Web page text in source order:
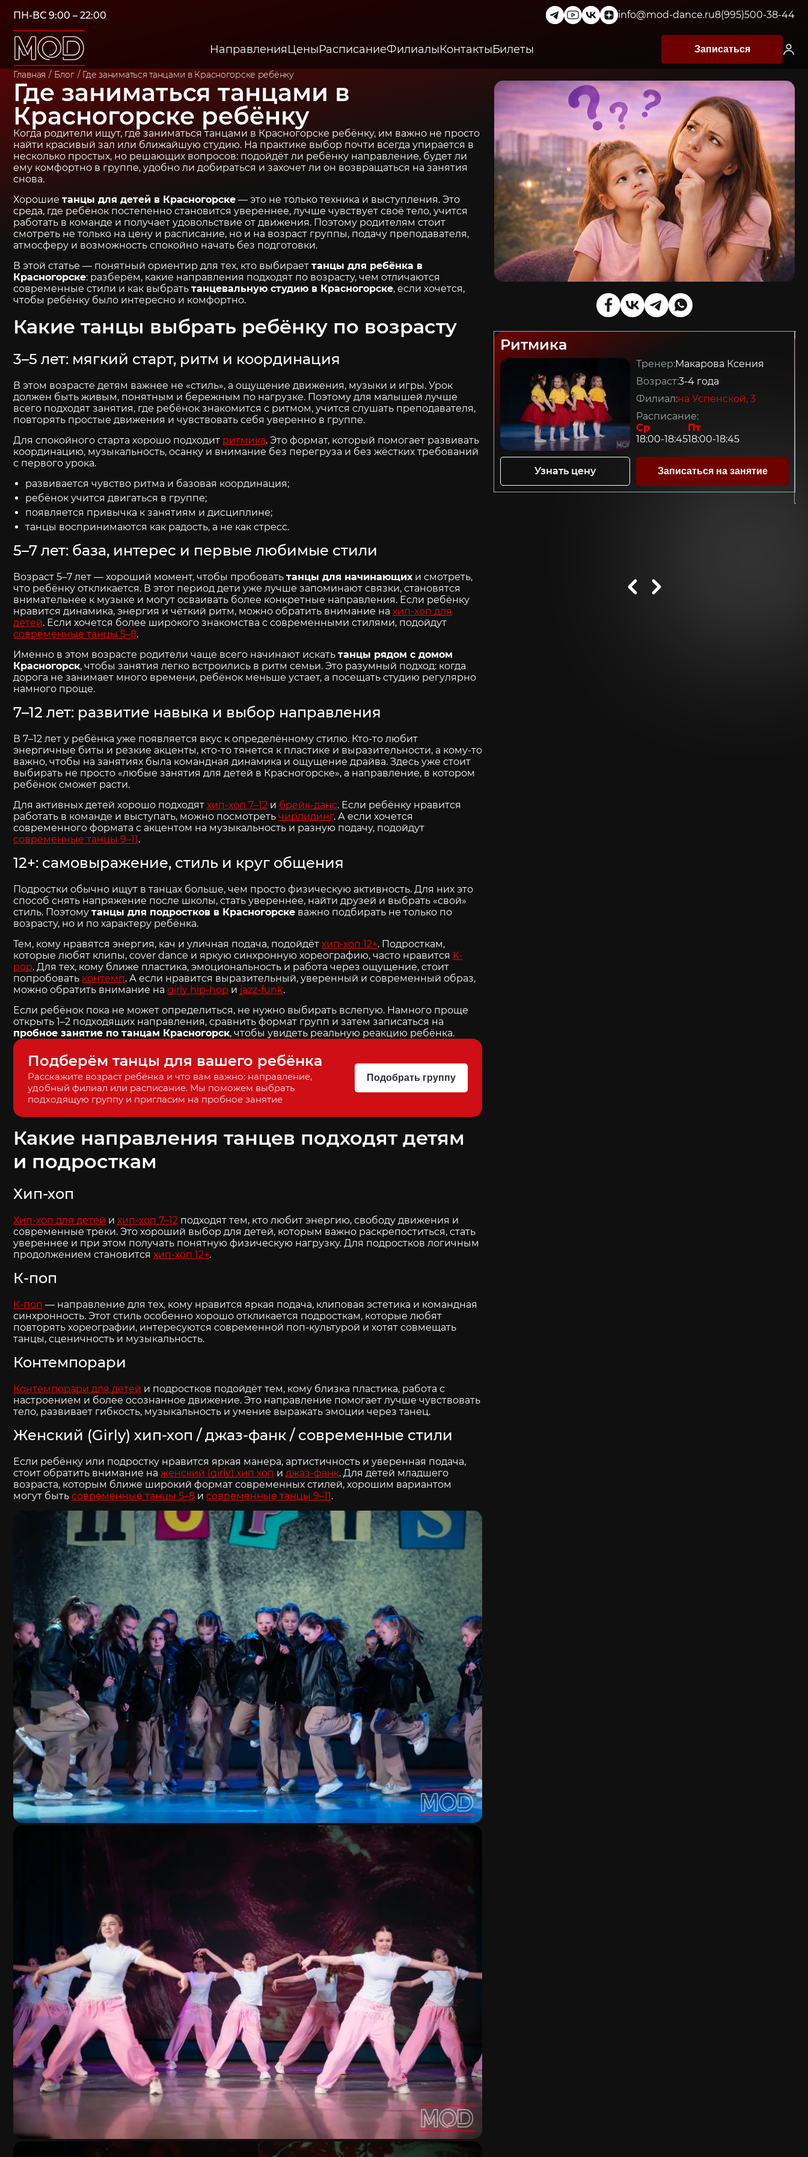
ПН-ВС 9:00 – 22:00 info@mod-dance.ru8(995)500-38-44
НаправленияЦеныРасписаниеФилиалыКонтактыБилеты Записаться
Главная Блог Где заниматься танцами в Красногорске ребёнку
Где заниматься танцами в
Красногорске ребёнку
Когда родители ищут, где заниматься танцами в Красногорске ребёнку, им важно не просто
найти красивый зал или ближайшую студию. На практике выбор почти всегда упирается в
несколько простых, но решающих вопросов: подойдёт ли ребёнку направление, будет ли
ему комфортно в группе, удобно ли добираться и захочет ли он возвращаться на занятия
снова.
Хорошие танцы для детей в Красногорске — это не только техника и выступления. Это
среда, где ребёнок постепенно становится увереннее, лучше чувствует своё тело, учится
работать в команде и получает удовольствие от движения. Поэтому родителям стоит
смотреть не только на цену и расписание, но и на возраст группы, подачу преподавателя,
атмосферу и возможность спокойно начать без подготовки.
В этой статье — понятный ориентир для тех, кто выбирает танцы для ребёнка в
Красногорске: разберём, какие направления подходят по возрасту, чем отличаются
современные стили и как выбрать танцевальную студию в Красногорске, если хочется,
чтобы ребёнку было интересно и комфортно.
Какие танцы выбрать ребёнку по возрасту
3–5 лет: мягкий старт, ритм и координация
В этом возрасте детям важнее не «стиль», а ощущение движения, музыки и игры. Урок
должен быть живым, понятным и бережным по нагрузке. Поэтому для малышей лучше
всего подходят занятия, где ребёнок знакомится с ритмом, учится слушать преподавателя,
повторять простые движения и чувствовать себя уверенно в группе.
Для спокойного старта хорошо подходит ритмика. Это формат, который помогает развивать
координацию, музыкальность, осанку и внимание без перегруза и без жёстких требований
с первого урока.
развивается чувство ритма и базовая координация;
ребёнок учится двигаться в группе;
появляется привычка к занятиям и дисциплине;
танцы воспринимаются как радость, а не как стресс.
5–7 лет: база, интерес и первые любимые стили
Возраст 5–7 лет — хороший момент, чтобы пробовать танцы для начинающихи смотреть,
что ребёнку откликается. В этот период дети уже лучше запоминают связки, становятся
внимательнее к музыке и могут осваивать более конкретные направления. Если ребёнку
нравится динамика, энергия и чёткий ритм, можно обратить внимание на хип-хоп для
детей. Если хочется более широкого знакомства с современными стилями, подойдут
современные танцы 5–8.
Именно в этом возрасте родители чаще всего начинают искать танцы рядом с домом
Красногорск, чтобы занятия легко встроились в ритм семьи. Это разумный подход: когда
дорога не занимает много времени, ребёнок меньше устает, а посещать студию регулярно
намного проще.
7–12 лет: развитие навыка и выбор направления
В 7–12 лет у ребёнка уже появляется вкус к определённому стилю. Кто-то любит
энергичные биты и резкие акценты, кто-то тянется к пластике и выразительности, а кому-то
важно, чтобы на занятиях была командная динамика и ощущение драйва. Здесь уже стоит
выбирать не просто «любые занятия для детей в Красногорске», а направление, в котором
ребёнок сможет расти.
Для активных детей хорошо подходят хип-хоп 7–12 и брейк-данс. Если ребёнку нравится
работать в команде и выступать, можно посмотреть чирлидинг. А если хочется
современного формата с акцентом на музыкальность и разную подачу, подойдут
современные танцы 9–11.
12+: самовыражение, стиль и круг общения
Подростки обычно ищут в танцах больше, чем просто физическую активность. Для них это
способ снять напряжение после школы, стать увереннее, найти друзей и выбрать «свой»
стиль. Поэтому танцы для подростков в Красногорске важно подбирать не только по
возрасту, но и по характеру ребёнка.
Тем, кому нравятся энергия, кач и уличная подача, подойдёт хип-хоп 12+. Подросткам,
которые любят клипы, cover dance и яркую синхронную хореографию, часто нравится K-
pop. Для тех, кому ближе пластика, эмоциональность и работа через ощущение, стоит
попробовать контемп. А если нравится выразительный, уверенный и современный образ,
можно обратить внимание на girly hip-hop и jazz-funk.
Если ребёнок пока не может определиться, не нужно выбирать вслепую. Намного проще
открыть 1–2 подходящих направления, сравнить формат групп и затем записаться на
пробное занятие по танцам Красногорск, чтобы увидеть реальную реакцию ребёнка.
Подберём танцы для вашего ребёнка
Расскажите возраст ребёнка и что вам важно: направление,
удобный филиал или расписание. Мы поможем выбрать
подходящую группу и пригласим на пробное занятие
Подобрать группу
Какие направления танцев подходят детям
и подросткам
Хип-хоп
Хип-хоп для детей и хип-хоп 7–12 подходят тем, кто любит энергию, свободу движения и
современные треки. Это хороший выбор для детей, которым важно раскрепоститься, стать
увереннее и при этом получать понятную физическую нагрузку. Для подростков логичным
продолжением становится хип-хоп 12+.
К-поп
К-поп — направление для тех, кому нравится яркая подача, клиповая эстетика и командная
синхронность. Этот стиль особенно хорошо откликается подросткам, которые любят
повторять хореографии, интересуются современной поп-культурой и хотят совмещать
танцы, сценичность и музыкальность.
Контемпорари
Контемпорари для детей и подростков подойдёт тем, кому близка пластика, работа с
настроением и более осознанное движение. Это направление помогает лучше чувствовать
тело, развивает гибкость, музыкальность и умение выражать эмоции через танец.
Женский (Girly) хип-хоп / джаз-фанк / современные стили
Если ребёнку или подростку нравится яркая манера, артистичность и уверенная подача,
стоит обратить внимание на женский (girly) хип хоп и джаз-фанк. Для детей младшего
возраста, которым ближе широкий формат современных стилей, хорошим вариантом
могут быть современные танцы 5–8 и современные танцы 9–11.
Ритмика
Тренер:Макарова Ксения
Возраст:3-4 года
Филиал:на Успенской, 3
Расписание:
Ср
18:00-18:45
Пт
18:00-18:45
Узнать цену Записаться на занятие